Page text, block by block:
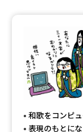
和歌をコンピ
表現のもとに